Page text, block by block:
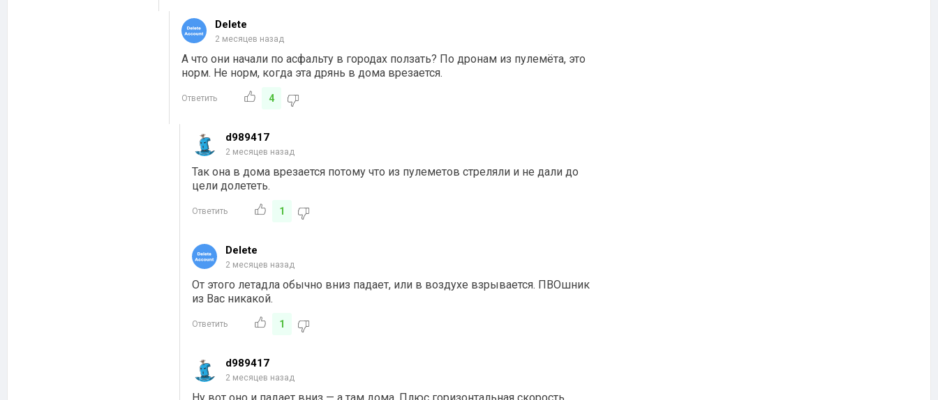
Delete
2 месяцев назад
А что они начали по асфальту в городах ползать? По дронам из пулемёта, это
норм. Не норм, когда эта дрянь в дома врезается.
Ответить 4
d989417
2 месяцев назад
Так она в дома врезается потому что из пулеметов стреляли и не дали до
цели долететь.
Ответить 1
Delete
2 месяцев назад
От этого летадла обычно вниз падает, или в воздухе взрывается. ПВОшник
из Вас никакой.
Ответить 1
d989417
2 месяцев назад
Ну вот оно и падает вниз — а там дома. Плюс горизонтальная скорость